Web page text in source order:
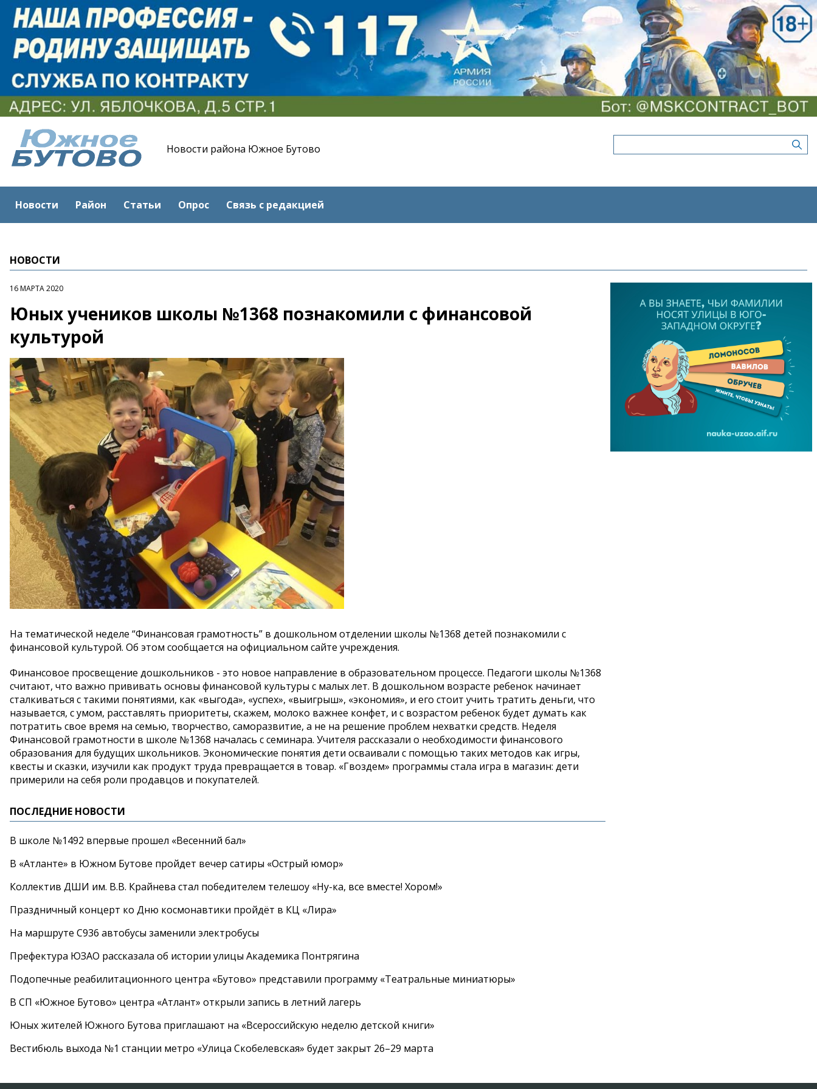
Новости района Южное Бутово
Новости Район Статьи Опрос Связь с редакцией
НОВОСТИ
16 МАРТА 2020
Юных учеников школы №1368 познакомили с финансовой
культурой
На тематической неделе “Финансовая грамотность” в дошкольном отделении школы №1368 детей познакомили с
финансовой культурой. Об этом сообщается на официальном сайте учреждения.
Финансовое просвещение дошкольников - это новое направление в образовательном процессе. Педагоги школы №1368
считают, что важно прививать основы финансовой культуры с малых лет. В дошкольном возрасте ребенок начинает
сталкиваться с такими понятиями, как «выгода», «успех», «выигрыш», «экономия», и его стоит учить тратить деньги, что
называется, с умом, расставлять приоритеты, скажем, молоко важнее конфет, и с возрастом ребенок будет думать как
потратить свое время на семью, творчество, саморазвитие, а не на решение проблем нехватки средств. Неделя
Финансовой грамотности в школе №1368 началась с семинара. Учителя рассказали о необходимости финансового
образования для будущих школьников. Экономические понятия дети осваивали с помощью таких методов как игры,
квесты и сказки, изучили как продукт труда превращается в товар. «Гвоздем» программы стала игра в магазин: дети
примерили на себя роли продавцов и покупателей.
ПОСЛЕДНИЕ НОВОСТИ
В школе №1492 впервые прошел «Весенний бал»
В «Атланте» в Южном Бутове пройдет вечер сатиры «Острый юмор»
Коллектив ДШИ им. В.В. Крайнева стал победителем телешоу «Ну-ка, все вместе! Хором!»
Праздничный концерт ко Дню космонавтики пройдёт в КЦ «Лира»
На маршруте С936 автобусы заменили электробусы
Префектура ЮЗАО рассказала об истории улицы Академика Понтрягина
Подопечные реабилитационного центра «Бутово» представили программу «Театральные миниатюры»
В СП «Южное Бутово» центра «Атлант» открыли запись в летний лагерь
Юных жителей Южного Бутова приглашают на «Всероссийскую неделю детской книги»
Вестибюль выхода №1 станции метро «Улица Скобелевская» будет закрыт 26–29 марта